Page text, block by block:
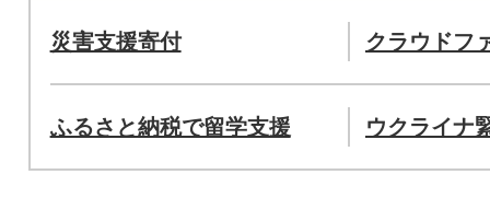
災害支援寄付 クラウドフ
ふるさと納税で留学支援 ウクライナ